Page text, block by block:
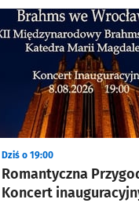
Romantyczna
Koncert
Dziś o 19:00